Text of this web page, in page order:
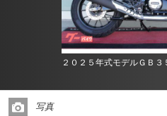
２０２５年式モデルＧＢ３
写真